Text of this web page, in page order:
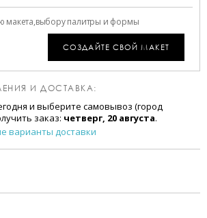
макета,выбору палитры и формы
СОЗДАЙТЕ СВОЙ МАКЕТ
И ДОСТАВКА:
и выберите самовывоз (город
заказ: четверг, 20 августа.
варианты доставки